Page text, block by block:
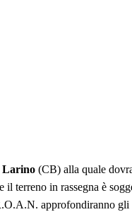
Larino (CB) alla quale
terreno in rassegna è
approfondiranno